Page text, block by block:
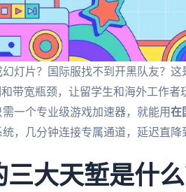
灯片？国际服找不到开黑队友？
带宽瓶颈，让留学生和海外工作者
一个专业级游戏加速器，就能用在
几分钟连接专属通道，延迟直降
大天堑是什么